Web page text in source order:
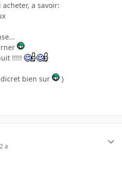
a savoir:
!!!!!
bien sur
)
a